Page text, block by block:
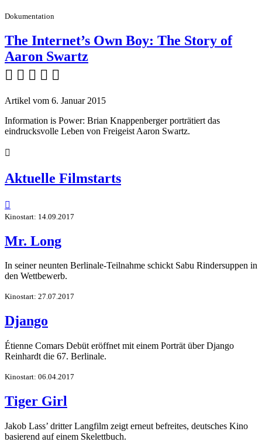
Dokumentation
The Internet’s Own Boy: The Story of
Aaron Swartz
    
Artikel vom 6. Januar 2015
Information is Power: Brian Knappenberger porträtiert das
eindrucksvolle Leben von Freigeist Aaron Swartz.

Aktuelle Filmstarts

Kinostart: 14.09.2017
Mr. Long
In seiner neunten Berlinale-Teilnahme schickt Sabu Rindersuppen in
den Wettbewerb.
Kinostart: 27.07.2017
Django
Étienne Comars Debüt eröffnet mit einem Porträt über Django
Reinhardt die 67. Berlinale.
Kinostart: 06.04.2017
Tiger Girl
Jakob Lass’ dritter Langfilm zeigt erneut befreites, deutsches Kino
basierend auf einem Skelettbuch.